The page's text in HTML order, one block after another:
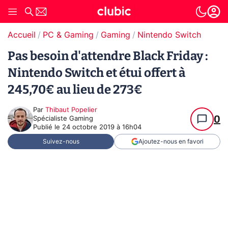
Accueil PC & Gaming Gaming Nintendo Switch
Pas besoin d'attendre Black Friday :
Nintendo Switch et étui offert à
245,70€ au lieu de 273€
Par Thibaut Popelier
Spécialiste Gaming
Publié le 24 octobre 2019 à 16h04
0
Suivez-nous Ajoutez-nous en favori